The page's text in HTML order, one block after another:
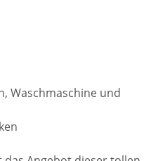
Waschmaschine und